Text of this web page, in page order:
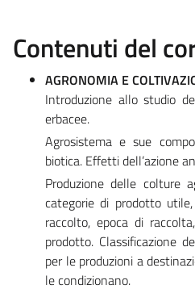
Contenuti del
AGRONOMIA E
Introduzione allo studio
erbacee.
Agrosistema e sue
biotica. Effetti dell’azione
Produzione delle colture
categorie di prodotto
raccolto, epoca di
prodotto. Classificazione
per le produzioni a
le condizionano.